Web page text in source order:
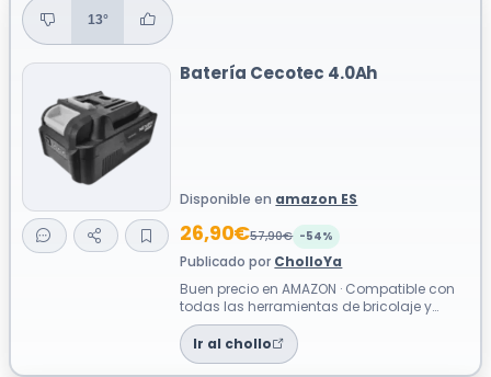
13°
Batería Cecotec 4.0Ah
Disponible en amazon ES
26,90€57,90€ -54%
Publicado por CholloYa
Buen precio en AMAZON · Compatible con
todas las herramientas de bricolaje y
jardín de la gama Cecotec 21V La
Batería...
Ir al chollo